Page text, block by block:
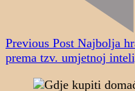
Previous Post Najbolja
prema tzv. umjetnoj